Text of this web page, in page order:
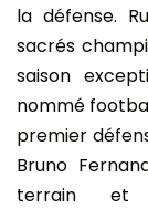
la défense.
sacrés
saison
nommé
premier
Bruno
terrain et